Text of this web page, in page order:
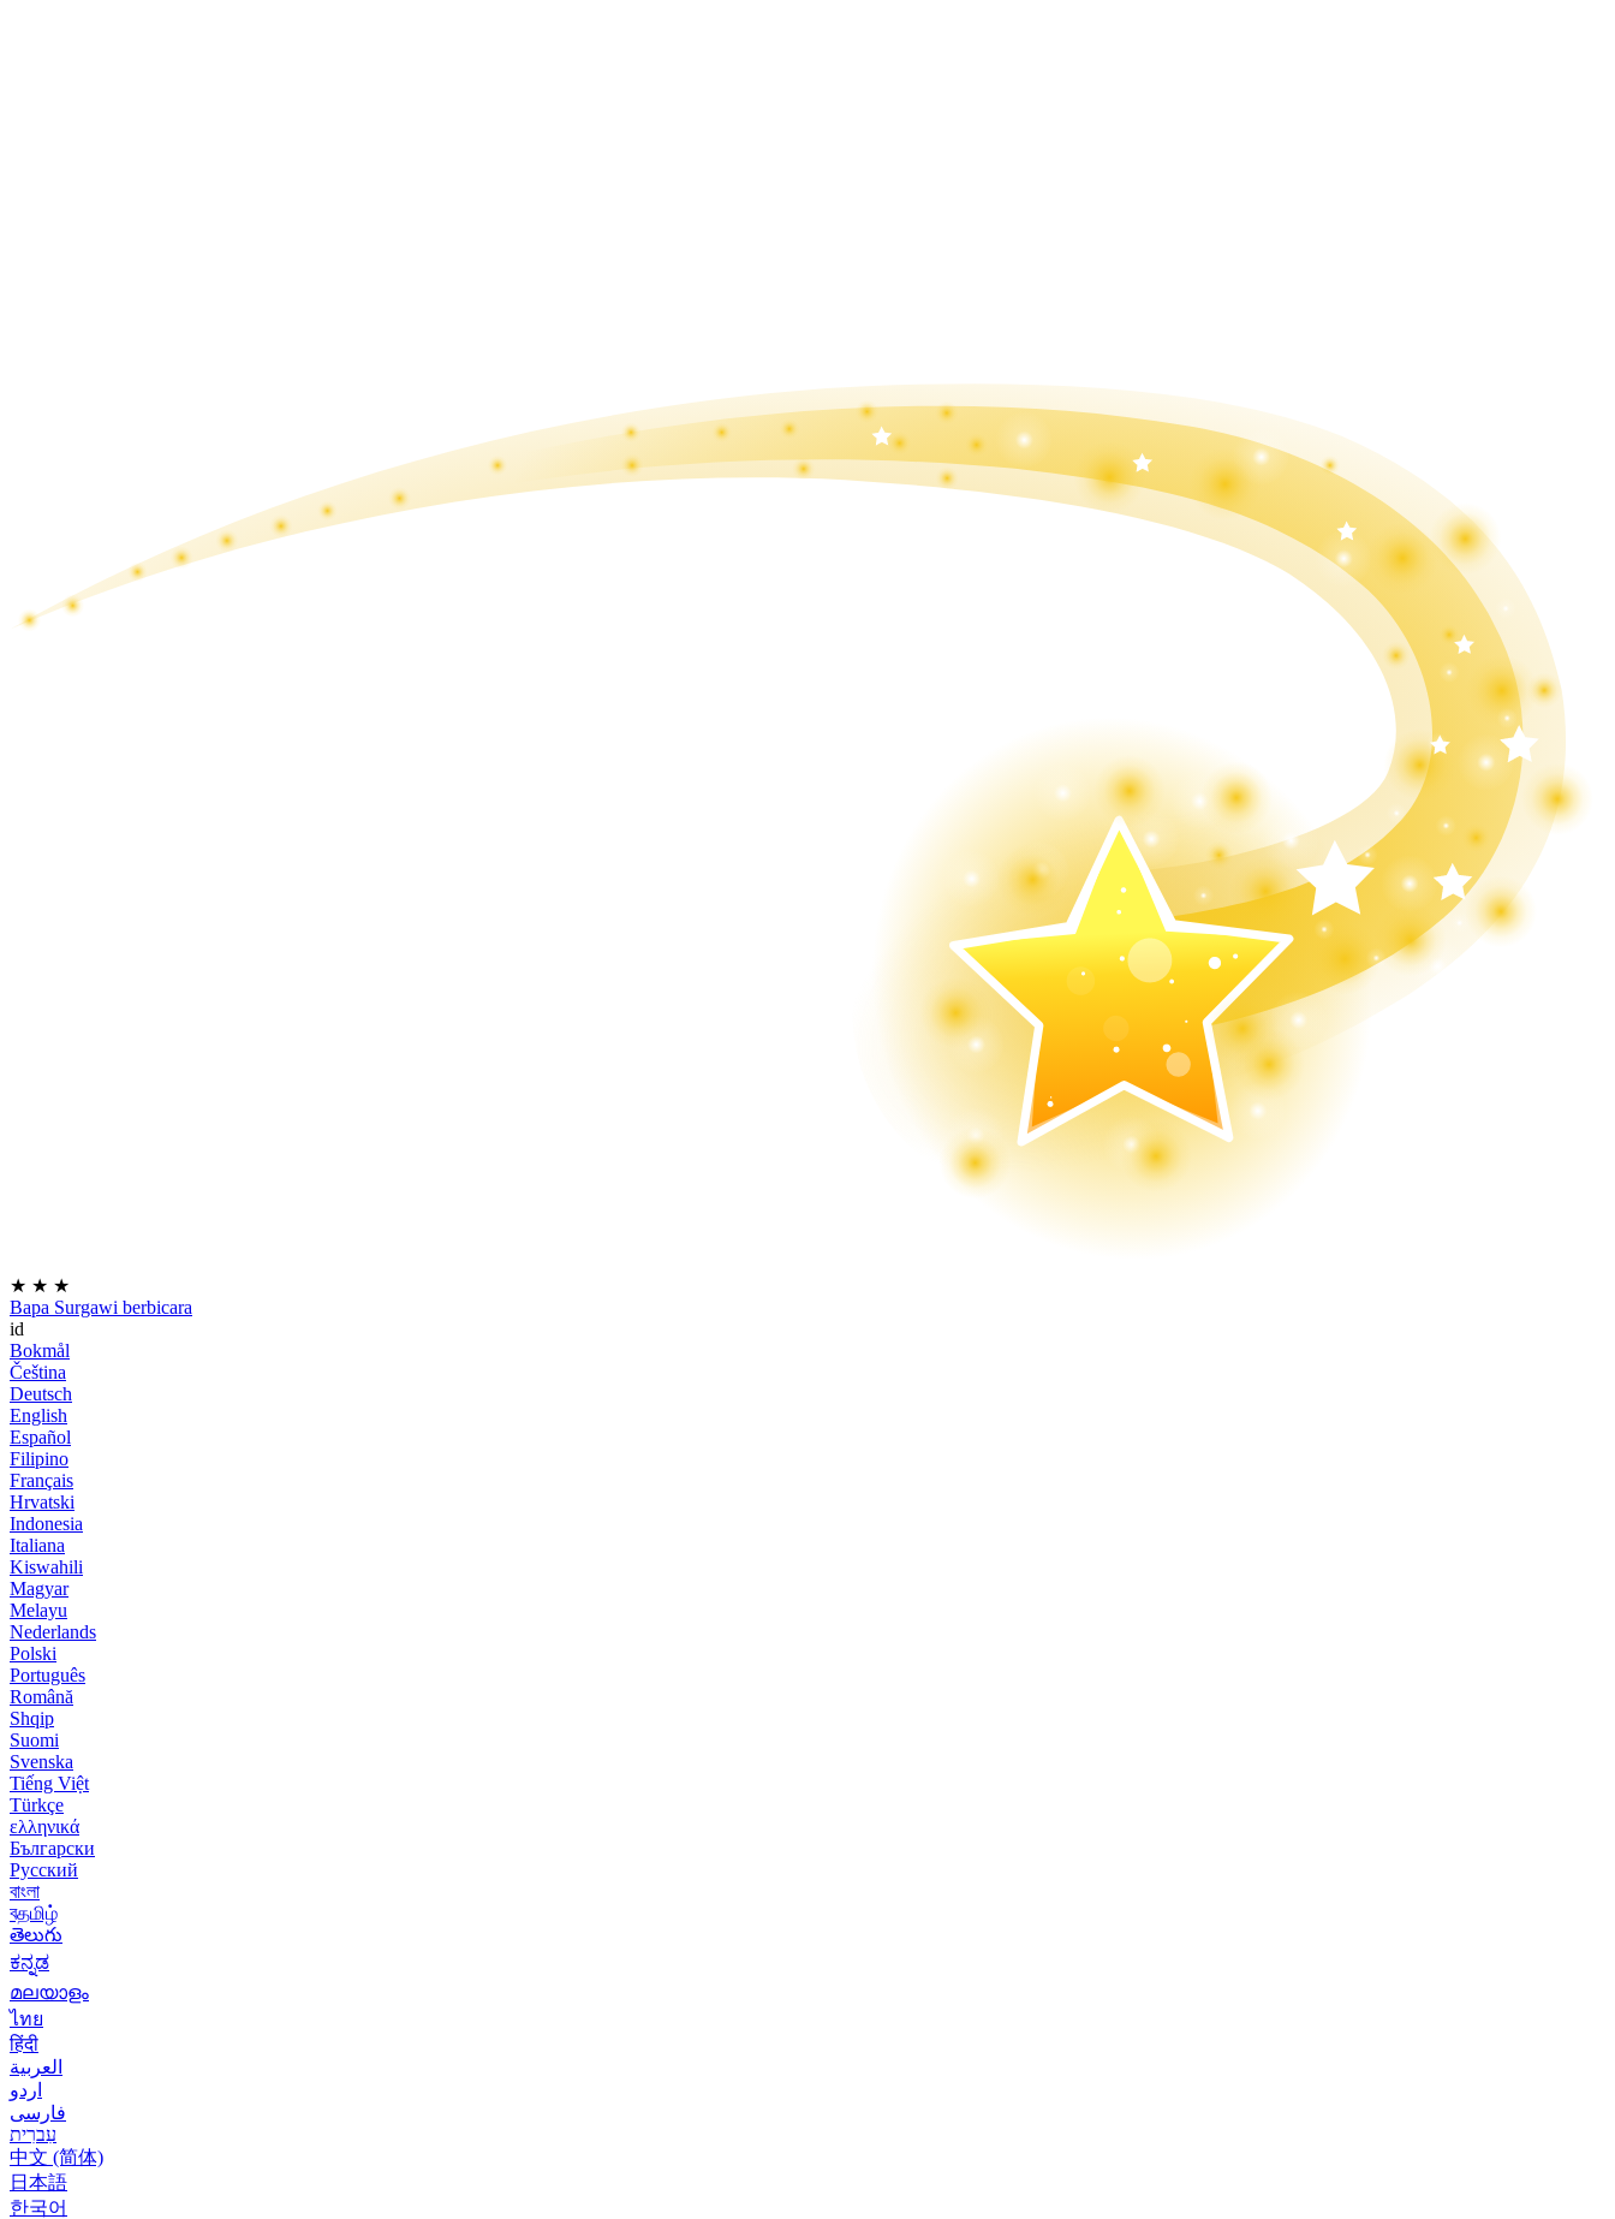
★ ★ ★
Bapa Surgawi berbicara
id
Bokmål
Čeština
Deutsch
English
Español
Filipino
Français
Hrvatski
Indonesia
Italiana
Kiswahili
Magyar
Melayu
Nederlands
Polski
Português
Română
Shqip
Suomi
Svenska
Tiếng Việt
Türkçe
ελληνικά
Български
Русский
বাংলা
বதமிழ்
తెలుగు
ಕನ್ನಡ
മലയാളം
ไทย
हिंदी
العربية
اردو
فارسی
עִברִית
中文 (简体)
日本語
한국어